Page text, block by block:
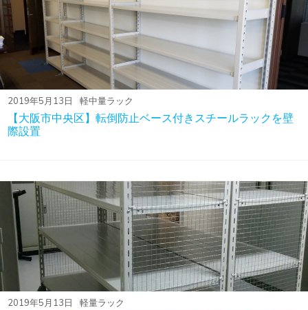
2019年5月13日 軽中量ラック
【大阪市中央区】転倒防止ベース付きスチールラックを壁
際設置
2019年5月13日 軽量ラック